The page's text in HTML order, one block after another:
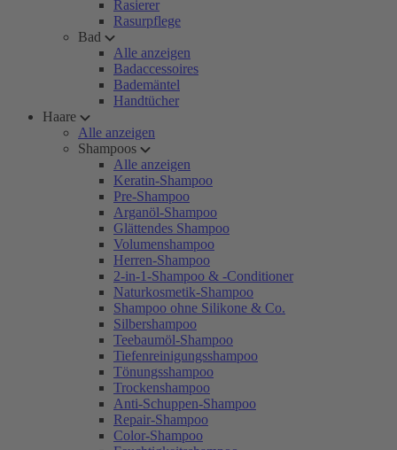
Rasierer
Rasurpflege
Bad
Alle anzeigen
Badaccessoires
Bademäntel
Handtücher
Haare
Alle anzeigen
Shampoos
Alle anzeigen
Keratin-Shampoo
Pre-Shampoo
Arganöl-Shampoo
Glättendes Shampoo
Volumenshampoo
Herren-Shampoo
2-in-1-Shampoo & -Conditioner
Naturkosmetik-Shampoo
Shampoo ohne Silikone & Co.
Silbershampoo
Teebaumöl-Shampoo
Tiefenreinigungsshampoo
Tönungsshampoo
Trockenshampoo
Anti-Schuppen-Shampoo
Repair-Shampoo
Color-Shampoo